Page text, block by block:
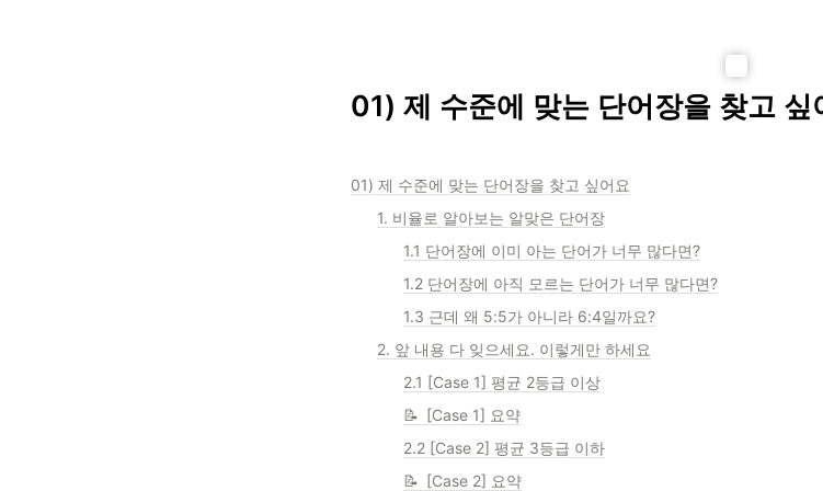
01) 제 수준에 맞는 단어장을 찾고 싶
01) 제 수준에 맞는 단어장을 찾고 싶어요
1. 비율로 알아보는 알맞은 단어장
1.1 단어장에 이미 아는 단어가 너무 많다면?
1.2 단어장에 아직 모르는 단어가 너무 많다면?
1.3 근데 왜 5:5가 아니라 6:4일까요?
2. 앞 내용 다 잊으세요. 이렇게만 하세요
2.1 [Case 1] 평균 2등급 이상
📝 [Case 1] 요약
2.2 [Case 2] 평균 3등급 이하
📝 [Case 2] 요약